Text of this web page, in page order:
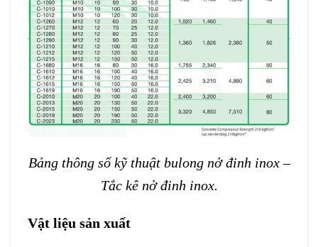
Bảng thông số kỹ thuật bulong nở đinh inox –
Tắc kê nở đinh inox.
Vật liệu sản xuất